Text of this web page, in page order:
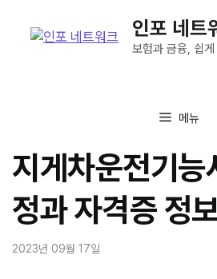
인포 네트
보험과 금융, 쉽
메뉴
지게차운전기능
정과 자격증 정
2023년 09월 17일